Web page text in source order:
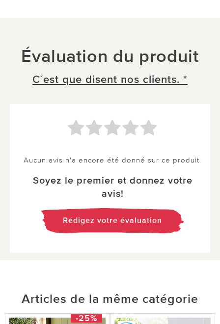
Évaluation du produit
C´est que disent nos clients. *
Aucun avis n'a encore été donné sur ce produit.
Soyez le premier et donnez votre
avis!
Rédigez votre évaluation
Articles de la même catégorie
-25%